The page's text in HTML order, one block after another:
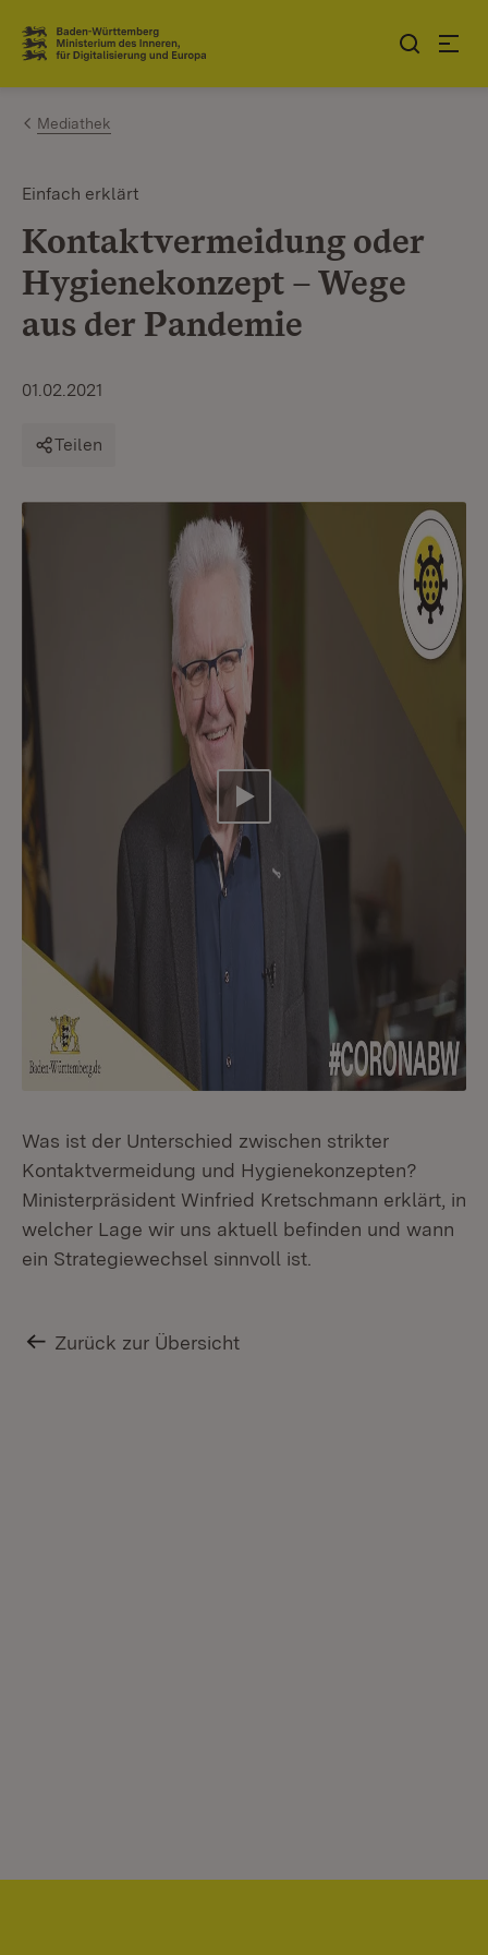
Zum Inhalt springen
Link zur Startseite
Mediathek
Einfach erklärt
Kontaktvermeidung oder
Hygienekonzept – Wege
aus der Pandemie
01.02.2021
Teilen
Video abspielen
Was ist der Unterschied zwischen strikter
Kontaktvermeidung und Hygienekonzepten?
Ministerpräsident Winfried Kretschmann erklärt, in
welcher Lage wir uns aktuell befinden und wann
ein Strategiewechsel sinnvoll ist.
Zurück zur Übersicht